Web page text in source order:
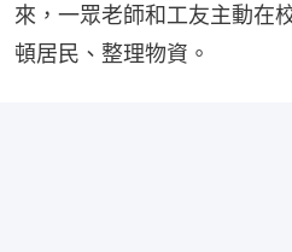
來，一眾老師和工友主動在
頓居民、整理物資。